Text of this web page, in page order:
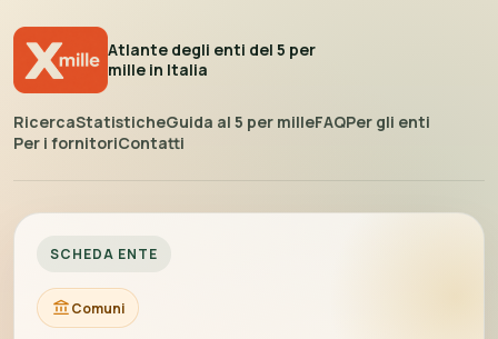
Atlante degli enti del 5 per
mille in Italia
RicercaStatisticheGuida al 5 per milleFAQPer gli enti
Per i fornitoriContatti
SCHEDA ENTE
Comuni